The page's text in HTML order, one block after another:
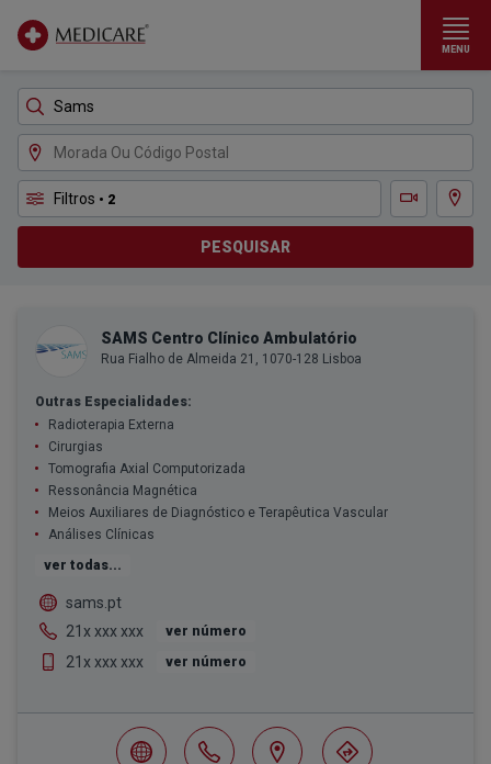
MENU
Filtros • 2
Teleconsulta
Ver
PESQUISAR
SAMS Centro Clínico Ambulatório
Rua Fialho de Almeida 21, 1070-128 Lisboa
Outras Especialidades:
Radioterapia Externa
Cirurgias
Tomografia Axial Computorizada
Ressonância Magnética
Meios Auxiliares de Diagnóstico e Terapêutica Vascular
Análises Clínicas
ver todas...
sams.pt
21x xxx xxx
ver número
21x xxx xxx ver número